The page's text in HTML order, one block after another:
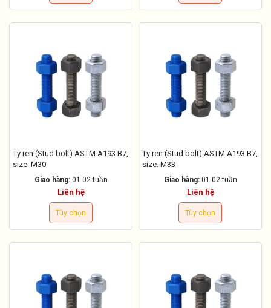
Ty ren (Stud bolt) ASTM A193 B7,
size: M30
Giao hàng: 01-02 tuần
Liên hệ
Tùy chọn
Ty ren (Stud bolt) ASTM A193 B7,
size: M33
Giao hàng: 01-02 tuần
Liên hệ
Tùy chọn